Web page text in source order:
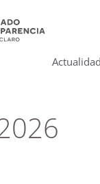
Actualidad